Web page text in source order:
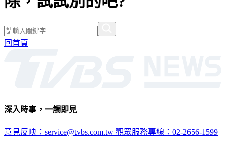
回首頁
深入時事，一觸即見
意見反映：service@tvbs.com.tw 觀眾服務專線：02-2656-1599